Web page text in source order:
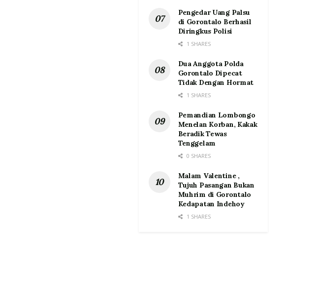
Pengedar Uang Palsu
di Gorontalo Berhasil
Diringkus Polisi
1 SHARES
Dua Anggota Polda
Gorontalo Dipecat
Tidak Dengan Hormat
1 SHARES
Pemandian Lombongo
Menelan Korban, Kakak
Beradik Tewas
Tenggelam
0 SHARES
Malam Valentine ,
Tujuh Pasangan Bukan
Muhrim di Gorontalo
Kedapatan Indehoy
1 SHARES